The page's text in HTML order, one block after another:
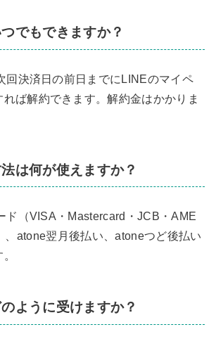
でもできますか？
回決済日の前日までにLINEのマイペ
ば解約できます。解約金はかかりま
は何が使えますか？
ド（VISA・Mastercard・JCB・AME
atone翌月後払い、atoneつど後払い
ように受けますか？